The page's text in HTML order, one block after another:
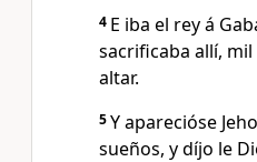
4 E iba el rey á
sacrificaba allí,
altar.
5Y aparecióse
sueños, y díjo le